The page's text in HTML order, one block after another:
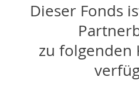
Dieser Fonds
zu folgenden